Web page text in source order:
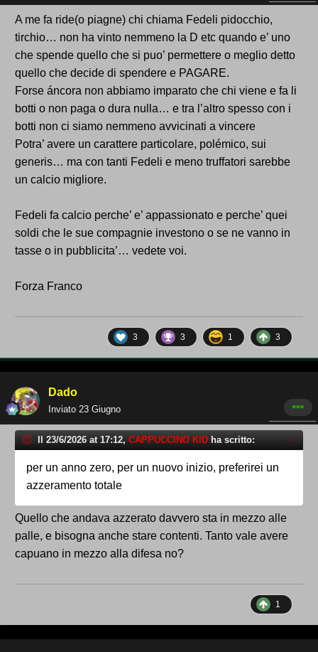
A me fa ride(o piagne) chi chiama Fedeli pidocchio,
tirchio… non ha vinto nemmeno la D etc quando e’ uno
che spende quello che si puo’ permettere o meglio detto
quello che decide di spendere e PAGARE.
Forse áncora non abbiamo imparato che chi viene e fa li
botti o non paga o dura nulla… e tra l’altro spesso con i
botti non ci siamo nemmeno avvicinati a vincere
Potra’ avere un carattere particolare, polémico, sui
generis… ma con tanti Fedeli e meno truffatori sarebbe
un calcio migliore.
Fedeli fa calcio perche’ e’ appassionato e perche’ quei
soldi che le sue compagnie investono o se ne vanno in
tasse o in pubblicita’… vedete voi.
Forza Franco
3 3 1 3
Dado
Inviato 23 Giugno
Il 23/6/2026 at 17:12, CAPPUCCINO KID ha scritto:
per un anno zero, per un nuovo inizio, preferirei un
azzeramento totale
Quello che andava azzerato davvero sta in mezzo alle
palle, e bisogna anche stare contenti. Tanto vale avere
capuano in mezzo alla difesa no?
1